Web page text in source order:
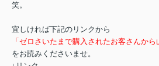
笑。
宜しければ下記のリンクから
「ゼロさいたまで購入されたお客さんから
をお読みくださいませ。